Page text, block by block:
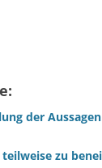
der
teilweise zu